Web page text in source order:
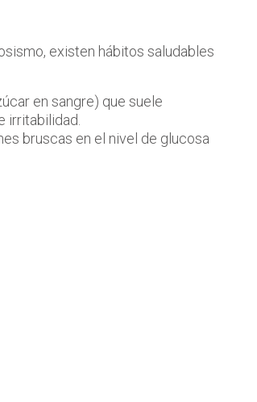
existen hábitos saludables
en sangre) que suele
irritabilidad.
bruscas en el nivel de glucosa